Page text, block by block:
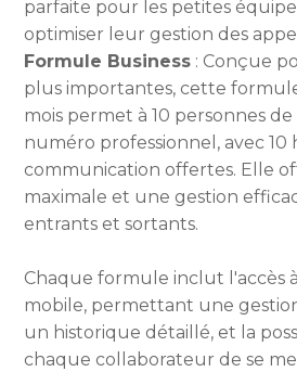
parfaite pour les petites
optimiser leur gestion des
Formule Business : Conçue
plus importantes, cette
mois permet à 10 personnes
numéro professionnel, avec 10
communication offertes. Elle
maximale et une gestion
entrants et sortants.
‍‍Chaque formule inclut l'accès
mobile, permettant une
un historique détaillé, et la
chaque collaborateur de se